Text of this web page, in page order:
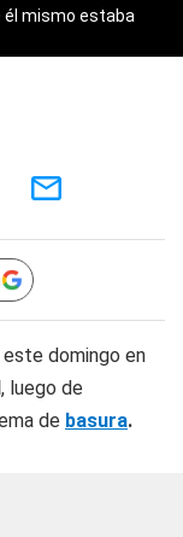
él mismo estaba
este domingo en
, luego de
de basura.